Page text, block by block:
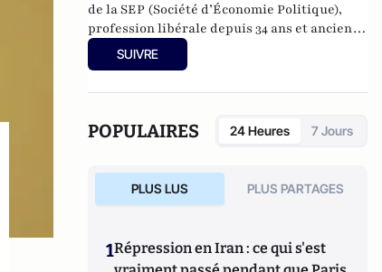
de la SEP (Société d’Économie Politique),
profession libérale depuis 34 ans et ancien
de l’ENA
SUIVRE
POPULAIRES 24 Heures 7 Jours
PLUS LUS PLUS PARTAGES
1Répression en Iran : ce qui s'est